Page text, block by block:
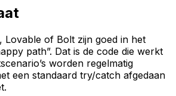
Lovable of Bolt zijn goed in het
path”. Dat is de code die werkt
worden regelmatig
een standaard try/catch afgedaan